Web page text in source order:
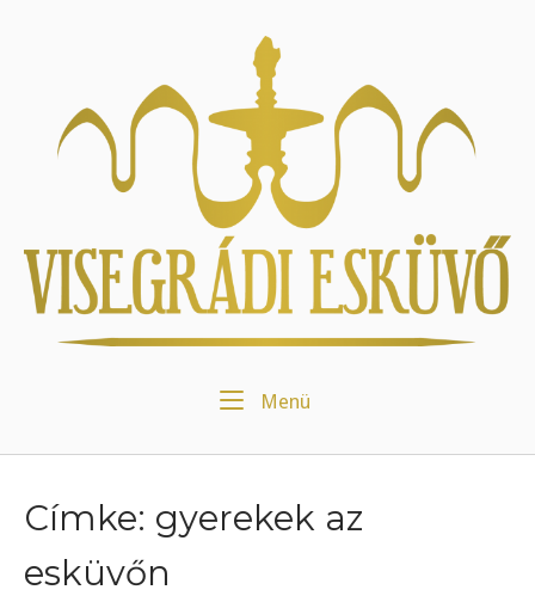
Menü
Címke: gyerekek az
esküvőn